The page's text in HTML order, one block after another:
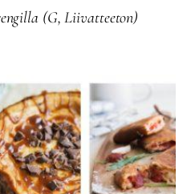
(G, Liivatteeton)